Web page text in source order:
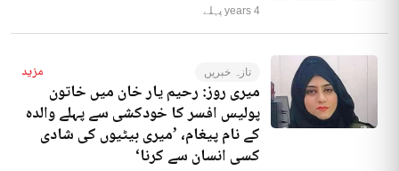
4 years پہلے
تازہ خبریں مزید
میری روز: رحیم یار خان میں خاتون
پولیس افسر کا خودکشی سے پہلے والدہ
کے نام پیغام، ’میری بیٹیوں کی شادی
کسی انسان سے کرنا‘